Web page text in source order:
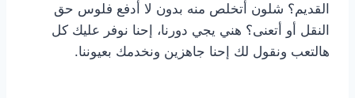
القديم؟ شلون أتخلص منه بدون لا أدفع فلوس حق
النقل أو أتعنى؟ هني يجي دورنا، إحنا نوفر عليك كل
هالتعب ونقول لك إحنا جاهزين ونخدمك بعيوننا.